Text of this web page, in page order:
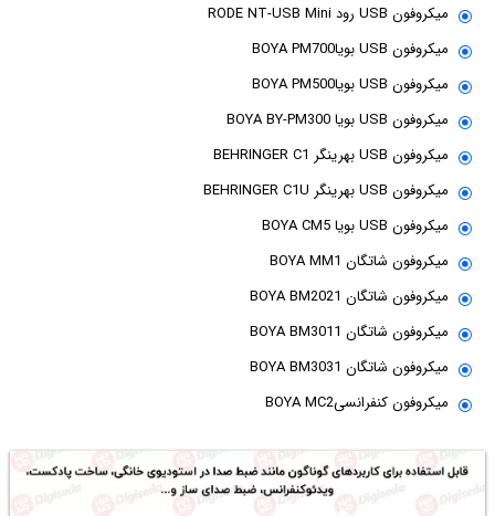
میکروفون USB رود RODE NT-USB Mini
میکروفون USB بویاBOYA PM700
میکروفون USB بویاBOYA PM500
میکروفون USB بویا BOYA BY-PM300
میکروفون USB بهرینگر BEHRINGER C1
میکروفون USB بهرینگر BEHRINGER C1U
میکروفون USB بویا BOYA CM5
میکروفون شاتگان BOYA MM1
میکروفون شاتگان BOYA BM2021
میکروفون شاتگان BOYA BM3011
میکروفون شاتگان BOYA BM3031
میکروفون کنفرانسیBOYA MC2